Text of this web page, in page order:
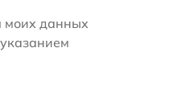
моих данных